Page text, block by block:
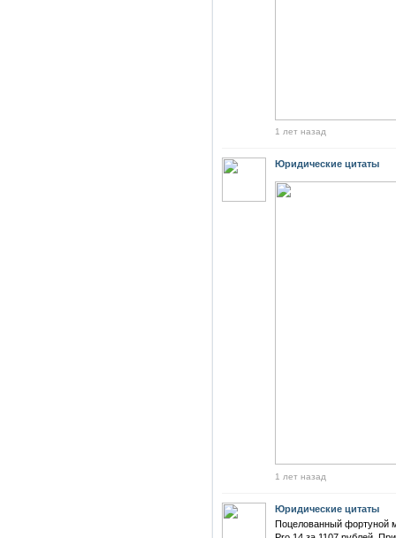
1 лет назад
Юридические цитаты
1 лет назад
Юридические цитаты
Поцелованный фортуной